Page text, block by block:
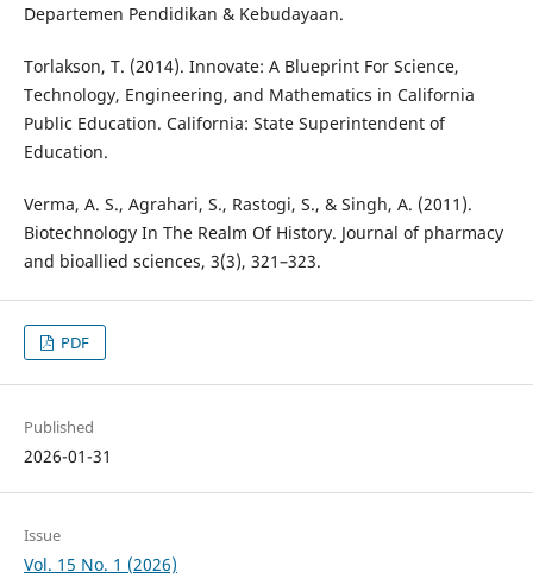
Departemen Pendidikan & Kebudayaan.
Torlakson, T. (2014). Innovate: A Blueprint For Science,
Technology, Engineering, and Mathematics in California
Public Education. California: State Superintendent of
Education.
Verma, A. S., Agrahari, S., Rastogi, S., & Singh, A. (2011).
Biotechnology In The Realm Of History. Journal of pharmacy
and bioallied sciences, 3(3), 321–323.
PDF
Published
2026-01-31
Issue
Vol. 15 No. 1 (2026)